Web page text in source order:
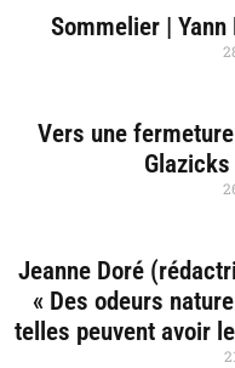
Sommelier |
Vers une
Glazicks
Jeanne Doré
« Des odeurs
telles peuvent avoir